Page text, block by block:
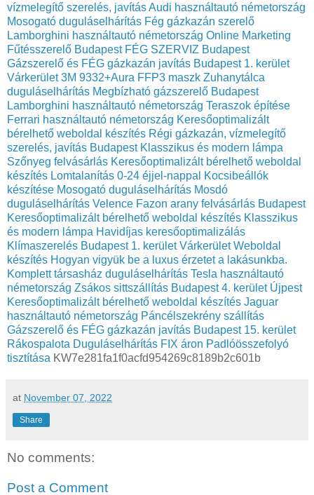
vízmelegítő szerelés, javításAudi használtautó németország
Mosogató duguláselhárítás Fég gázkazán szerelő
Lamborghini használtautó németország Online Marketing
Fűtésszerelő Budapest FÉG SZERVIZ Budapest
Gázszerelő és FÉG gázkazán javítás Budapest 1. kerület
Várkerület 3M 9332+Aura FFP3 maszk Zuhanytálca
duguláselhárítás Megbízható gázszerelő Budapest
Lamborghini használtautó németország Teraszok építése
Ferrari használtautó németország Keresőoptimalizált
bérelhető weboldal készítés Régi gázkazán, vízmelegítő
szerelés, javítás Budapest Klasszikus és modern lámpa
Szőnyeg felvásárlás Keresőoptimalizált bérelhető weboldal
készítés Lomtalanítás 0-24 éjjel-nappal
Kocsibeállók
készítése Mosogató duguláselhárítás Mosdó
duguláselhárítás Velence Fazon arany felvásárlás Budapest
Keresőoptimalizált bérelhető weboldal készítés Klasszikus
és modern lámpa Havidíjas keresőoptimalizálás
Klímaszerelés Budapest 1. kerület Várkerület Weboldal
készítés Hogyan vigyük be a luxus érzetet a lakásunkba.
Komplett társasház duguláselhárítás Tesla használtautó
németország Zsákos sittszállítás Budapest 4. kerület Újpest
Keresőoptimalizált bérelhető weboldal készítés Jaguar
használtautó németország Páncélszekrény szállítás
Gázszerelő és FÉG gázkazán javítás Budapest 15. kerület
Rákospalota Duguláselhárítás FIX áron Padlóösszefolyó
tisztítása KW7e281fa1f0acfd954269c8189b2c601b
at November 07, 2022
Share
No comments:
Post a Comment